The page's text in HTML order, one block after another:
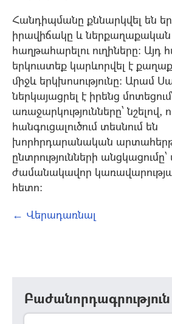
Հանդիպմանը քննարկվել են
իրավիճակը և
հաղթահարելու ուղիները: Այդ
երկուստեք կարևորվել է
միջև երկխոսությունը: Արամ
ներկայացրել է իրենց
առաջարկությունները՝ նշելով,
հանգուցալուծում տեսնում են
խորհրդարանական
ընտրությունների անցկացումը՝
ժամանակավոր
հետո:
← Վերադառնալ
Բաժանորդագրություն